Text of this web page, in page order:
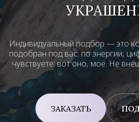
Индивидуальный подбор — это
подобран под вас: по энергии,
чувствуете: вот оно, моё. Не
ЗАКАЗАТЬ